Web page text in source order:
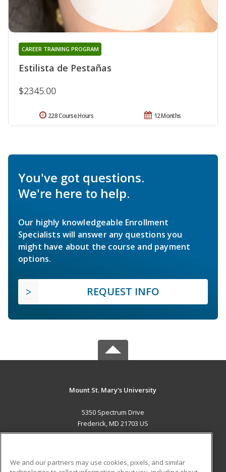
Estilista de Pestañas
CAREER TRAINING PROGRAM
$2345.00
12 Months
228 Course Hours
You've got questions.
We're here to help.
Our highly knowledgeable Enrollment
Specialists will answer any questions you
might have about the course and payment
options.
REQUEST INFO
Mount St. Mary's University
5350 Spectrum Drive
Frederick, MD 21703 US
We and our partners may use cookies, pixels, and similar